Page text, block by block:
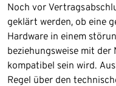
Noch vor
geklärt werden, ob eine
Hardware in einem
beziehungsweise mit
kompatibel sein wird.
Regel über den